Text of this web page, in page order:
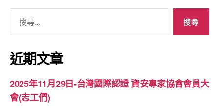
關
鍵
字:
近期文章
2025年11月29日-台灣國際認證 資安專家協會會員大
會(志工們)